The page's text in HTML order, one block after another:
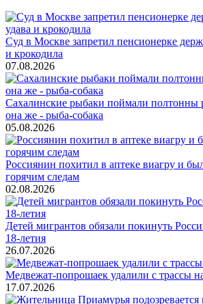
Суд в Москве запретил пенсионерке
и крокодила
07.08.2026
Сахалинские рыбаки поймали полтонны
она же - рыба-собака
05.08.2026
Россиянин похитил в аптеке виагру и
горячим следам
02.08.2026
Детей мигрантов обязали покинуть
18-летия
26.07.2026
Медвежат-попрошаек удалили с трассы
17.07.2026